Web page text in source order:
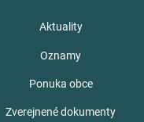
Aktuality
Oznamy
Ponuka obce
Zverejnené dokumenty